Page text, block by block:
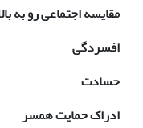
مقایسه اجتماعی رو به
افسردگی
حسادت
ادراک حمایت همسر